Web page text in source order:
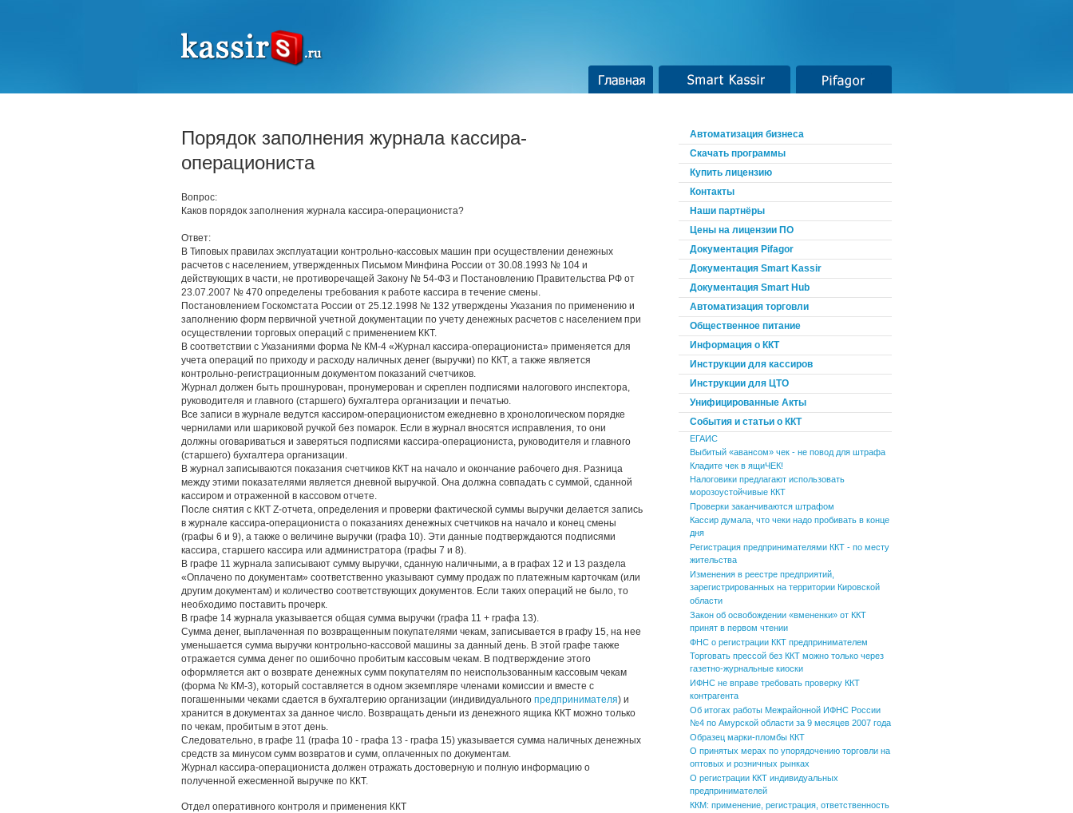
Главная Smart Kassir Pifagor
Порядок заполнения журнала кассира-
операциониста
Вопрос:
Каков порядок заполнения журнала кассира-операциониста?
Ответ:
В Типовых правилах эксплуатации контрольно-кассовых машин при осуществлении денежных
расчетов с населением, утвержденных Письмом Минфина России от 30.08.1993 № 104 и
действующих в части, не противоречащей Закону № 54-ФЗ и Постановлению Правительства РФ от
23.07.2007 № 470 определены требования к работе кассира в течение смены.
Постановлением Госкомстата России от 25.12.1998 № 132 утверждены Указания по применению и
заполнению форм первичной учетной документации по учету денежных расчетов с населением при
осуществлении торговых операций с применением ККТ.
В соответствии с Указаниями форма № КМ-4 «Журнал кассира-операциониста» применяется для
учета операций по приходу и расходу наличных денег (выручки) по ККТ, а также является
контрольно-регистрационным документом показаний счетчиков.
Журнал должен быть прошнурован, пронумерован и скреплен подписями налогового инспектора,
руководителя и главного (старшего) бухгалтера организации и печатью.
Все записи в журнале ведутся кассиром-операционистом ежедневно в хронологическом порядке
чернилами или шариковой ручкой без помарок. Если в журнал вносятся исправления, то они
должны оговариваться и заверяться подписями кассира-операциониста, руководителя и главного
(старшего) бухгалтера организации.
В журнал записываются показания счетчиков ККТ на начало и окончание рабочего дня. Разница
между этими показателями является дневной выручкой. Она должна совпадать с суммой, сданной
кассиром и отраженной в кассовом отчете.
После снятия с ККТ Z-отчета, определения и проверки фактической суммы выручки делается запись
в журнале кассира-операциониста о показаниях денежных счетчиков на начало и конец смены
(графы 6 и 9), а также о величине выручки (графа 10). Эти данные подтверждаются подписями
кассира, старшего кассира или администратора (графы 7 и 8).
В графе 11 журнала записывают сумму выручки, сданную наличными, а в графах 12 и 13 раздела
«Оплачено по документам» соответственно указывают сумму продаж по платежным карточкам (или
другим документам) и количество соответствующих документов. Если таких операций не было, то
необходимо поставить прочерк.
В графе 14 журнала указывается общая сумма выручки (графа 11 + графа 13).
Сумма денег, выплаченная по возвращенным покупателями чекам, записывается в графу 15, на нее
уменьшается сумма выручки контрольно-кассовой машины за данный день. В этой графе также
отражается сумма денег по ошибочно пробитым кассовым чекам. В подтверждение этого
оформляется акт о возврате денежных сумм покупателям по неиспользованным кассовым чекам
(форма № КМ-3), который составляется в одном экземпляре членами комиссии и вместе с
погашенными чеками сдается в бухгалтерию организации (индивидуального предпринимателя) и
хранится в документах за данное число. Возвращать деньги из денежного ящика ККТ можно только
по чекам, пробитым в этот день.
Следовательно, в графе 11 (графа 10 - графа 13 - графа 15) указывается сумма наличных денежных
средств за минусом сумм возвратов и сумм, оплаченных по документам.
Журнал кассира-операциониста должен отражать достоверную и полную информацию о
полученной ежесменной выручке по ККТ.
Отдел оперативного контроля и применения ККТ
Автоматизация бизнеса
Скачать программы
Купить лицензию
Контакты
Наши партнёры
Цены на лицензии ПО
Документация Pifagor
Документация Smart Kassir
Документация Smart Hub
Автоматизация торговли
Общественное питание
Информация о ККТ
Инструкции для кассиров
Инструкции для ЦТО
Унифицированные Акты
События и статьи о ККТ
ЕГАИС
Выбитый «авансом» чек - не повод для штрафа
Кладите чек в ящиЧЕК!
Налоговики предлагают использовать
морозоустойчивые ККТ
Проверки заканчиваются штрафом
Кассир думала, что чеки надо пробивать в конце
дня
Регистрация предпринимателями ККТ - по месту
жительства
Изменения в реестре предприятий,
зарегистрированных на территории Кировской
области
Закон об освобождении «вмененки» от ККТ
принят в первом чтении
ФНС о регистрации ККТ предпринимателем
Торговать прессой без ККТ можно только через
газетно-журнальные киоски
ИФНС не вправе требовать проверку ККТ
контрагента
Об итогах работы Межрайонной ИФНС России
№4 по Амурской области за 9 месяцев 2007 года
Образец марки-пломбы ККТ
О принятых мерах по упорядочению торговли на
оптовых и розничных рынках
О регистрации ККТ индивидуальных
предпринимателей
ККМ: применение, регистрация, ответственность